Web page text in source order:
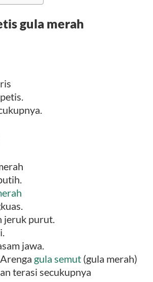
gula merah
jeruk purut.
jawa.
gula semut (gula merah)
terasi secukupnya